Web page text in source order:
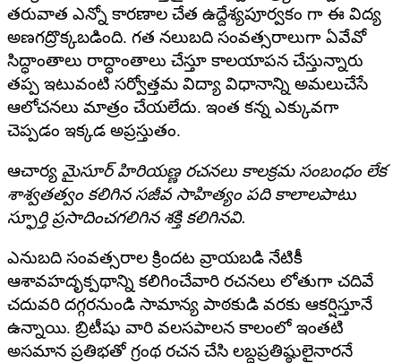
తరువాత ఎన్నో కారణాల చేత ఉద్దేశ్యపూర్వకం గా ఈ విద్య
అణగద్రొక్కబడింది. గత నలుబది సంవత్సరాలుగా ఏవేవో
సిద్ధాంతాలు రాద్ధాంతాలు చేస్తూ కాలయాపన చేస్తున్నారు
తప్ప ఇటువంటి సర్వోత్తమ విద్యా విధానాన్ని అమలుచేసే
ఆలోచనలు మాత్రం చేయలేదు. ఇంత కన్న ఎక్కువగా
చెప్పడం ఇక్కడ అప్రస్తుతం.
ఆచార్య మైసూర్ హిరియణ్ణ రచనలు కాలక్రమ సంబంధం లేక
శాశ్వతత్వం కలిగిన సజీవ సాహిత్యం పది కాలాలపాటు
స్ఫూర్తి ప్రసాదించగలిగిన శక్తి కలిగినవి.
ఎనుబది సంవత్సరాల క్రిందట వ్రాయబడి నేటికీ
ఆశావహదృక్పథాన్ని కలిగించేవారి రచనలు లోతుగా చదివే
చదువరి దగ్గరనుండి సామాన్య పాఠకుడి వరకు ఆకర్షిస్తూనే
ఉన్నాయి. బ్రిటీషు వారి వలసపాలన కాలంలో ఇంతటి
అసమాన ప్రతిభతో గ్రంథ రచన చేసి లబ్ధప్రతిష్ఠులైనారనే